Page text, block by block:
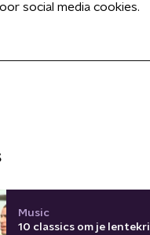
social media cookies.
Music
10 classics om je